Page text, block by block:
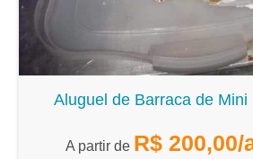
Aluguel de Barraca de Mini
A partir de R$ 200,00/